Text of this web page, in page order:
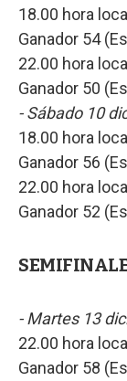
18.00 hora
Ganador 54
22.00 hora
Ganador 50
- Sábado 10
18.00 hora
Ganador 56
22.00 hora
Ganador 52
- Martes 13
22.00 hora
Ganador 58